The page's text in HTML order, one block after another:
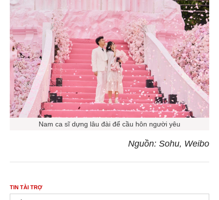
Nam ca sĩ dựng lâu đài để cầu hôn người yêu
Nguồn: Sohu, Weibo
TIN TÀI TRỢ